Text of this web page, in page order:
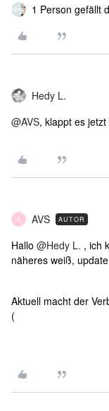
1 Person gefällt
Hedy L.
@AVS, klappt es
A AVS AUTOR
Hallo ​ @Hedy L. , ich
näheres weiß,
Aktuell macht der
(